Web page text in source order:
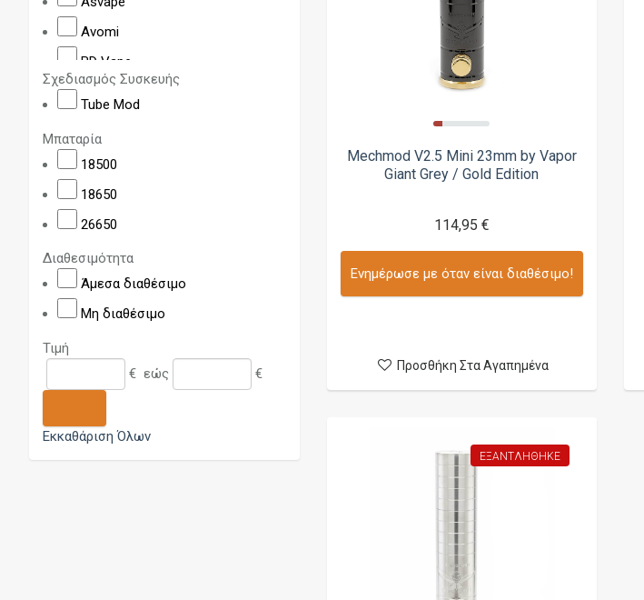
Avomi
BD Vape
Billet Box
Craving Vapor
Dotmod
Dovpo
Edge
Σχεδιασμός Συσκευής
Tube Mod
Μπαταρία
18500
18650
26650
Διαθεσιμότητα
Άμεσα διαθέσιμο
Μη διαθέσιμο
Τιμή
€ εώς €
Εκκαθάριση Όλων
Mechmod V2.5 Mini 23mm by Vapor
Giant Grey / Gold Edition
114,95 €
Ενημέρωσε με όταν είναι διαθέσιμο!
Προσθήκη Στα Αγαπημένα
ΕΞΑΝΤΛΉΘΗΚΕ